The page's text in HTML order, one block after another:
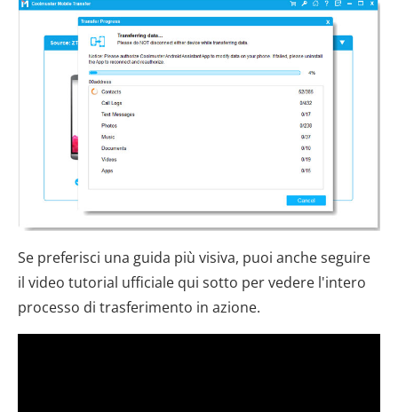
Se preferisci una guida più visiva, puoi anche seguire
il video tutorial ufficiale qui sotto per vedere l'intero
processo di trasferimento in azione.